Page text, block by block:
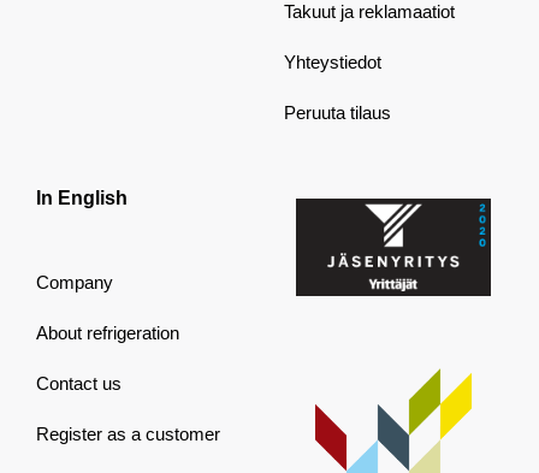
Takuut ja reklamaatiot
Yhteystiedot
Peruuta tilaus
In English
Company
About refrigeration
Contact us
Register as a customer